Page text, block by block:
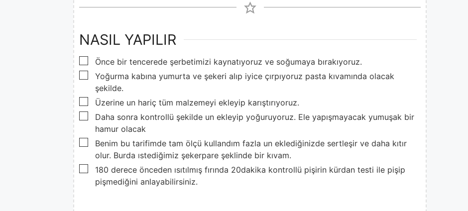
NASIL YAPILIR
▢
Önce bir tencerede şerbetimizi kaynatıyoruz ve soğumaya bırakıyoruz.
▢
Yoğurma kabına yumurta ve şekeri alıp iyice çırpıyoruz pasta kıvamında olacak
şekilde.
▢
Üzerine un hariç tüm malzemeyi ekleyip karıştırıyoruz.
▢
Daha sonra kontrollü şekilde un ekleyip yoğuruyoruz. Ele yapışmayacak yumuşak bir
hamur olacak
▢
Benim bu tarifimde tam ölçü kullandım fazla un eklediğinizde sertleşir ve daha kıtır
olur. Burda ıstediğimiz şekerpare şeklinde bir kıvam.
▢
180 derece önceden ısıtılmış fırında 20dakika kontrollü pişirin kürdan testi ile pişip
pişmediğini anlayabilirsiniz.